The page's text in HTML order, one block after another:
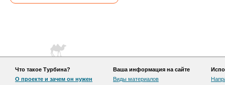
Что такое Турбина?
О проекте и зачем он нужен
Ваша информация на сайте
Виды материалов